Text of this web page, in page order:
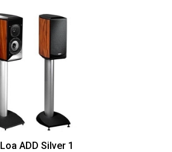
Loa ADD Silver 1